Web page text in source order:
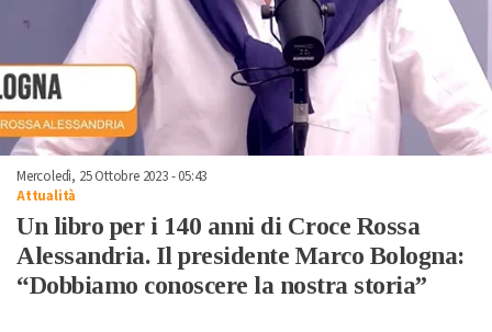
Mercoledì, 25 Ottobre 2023 - 05:43
Attualità
Un libro per i 140 anni di Croce Rossa
Alessandria. Il presidente Marco Bologna:
“Dobbiamo conoscere la nostra storia”